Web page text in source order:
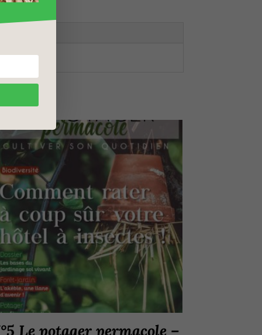
Le potager permacole –